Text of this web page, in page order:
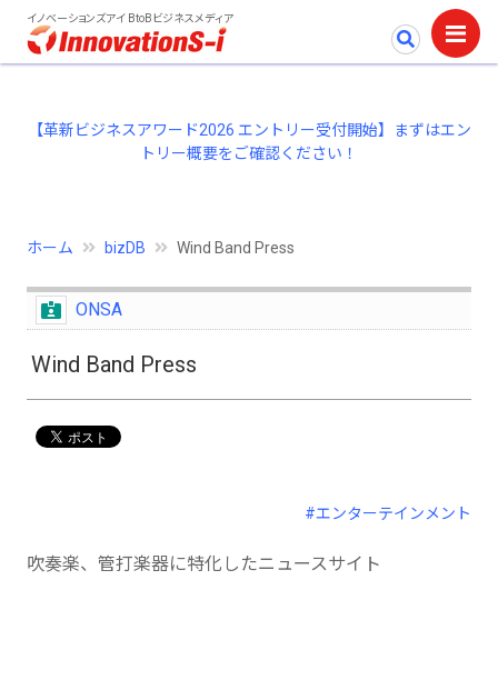
イノベーションズアイ BtoBビジネスメディア
【革新ビジネスアワード2026 エントリー受付開始】まずはエン
トリー概要をご確認ください！
ホーム bizDB Wind Band Press
ONSA
Wind Band Press
#エンターテインメント
吹奏楽、管打楽器に特化したニュースサイト